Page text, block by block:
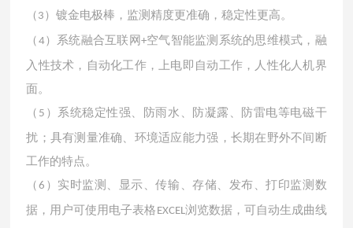
（ 3 ）镀金电极棒，监测精度更准确，稳定性更高。
（ 4）系统融合互联网 +空气智能监测系统的思维模式，融
入性技术，自动化工作，上电即自动工作，人性化人机界
面。
（ 5 ）系统稳定性强、防雨水、防凝露、防雷电等电磁干
扰；具有测量准确、环境适应能力强，长期在野外不间断
工作的特点。
（ 6 ）实时监测、显示、传输、存储、发布、打印监测数
据，用户可使用电子表格 EXCEL浏览数据，可自动生成曲线